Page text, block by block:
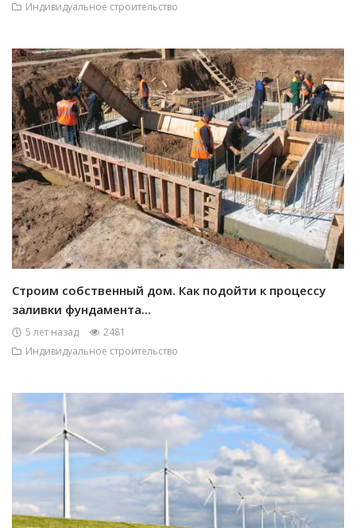
Индивидуальное строительство
Строим собственный дом. Как подойти к процессу
заливки фундамента...
5 лет назад
2481
Индивидуальное строительство